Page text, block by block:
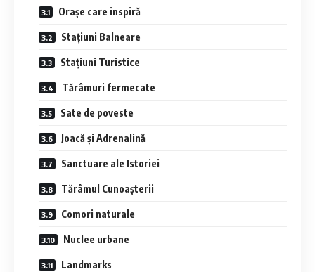
Orașe care inspiră
Stațiuni Balneare
Stațiuni Turistice
Tărâmuri fermecate
Sate de poveste
Joacă și Adrenalină
Sanctuare ale Istoriei
Tărâmul Cunoașterii
Comori naturale
Nuclee urbane
Landmarks